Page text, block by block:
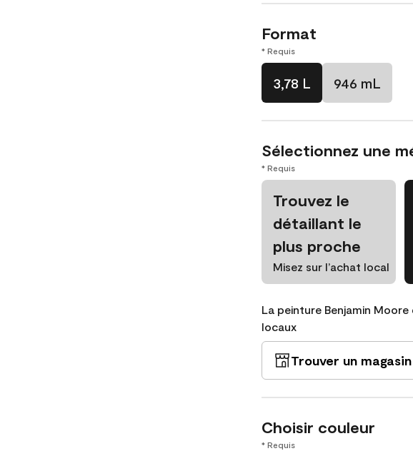
Format
* Requis
3,78 L 946 mL
Sélectionnez une
* Requis
Trouvez le
détaillant le
plus proche
Misez sur l’achat local
La peinture Benjamin
locaux
Trouver un magasin
Choisir couleur
* Requis